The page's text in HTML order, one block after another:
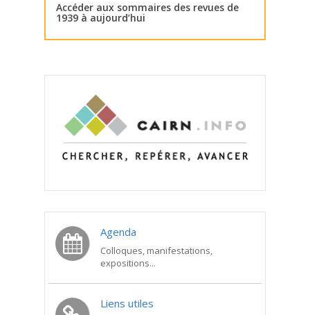
Accéder aux sommaires des revues de
1939 à aujourd’hui
Agenda
Colloques, manifestations,
expositions...
Liens utiles